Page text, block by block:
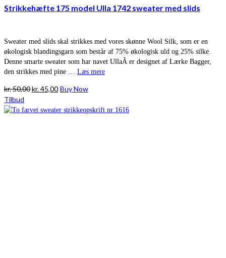
Strikkehæfte 175 model Ulla 1742 sweater med slids
Sweater med slids skal strikkes med vores skønne Wool Silk, som er en
økologisk blandingsgarn som består af 75% økologisk uld og 25% silke.
Denne smarte sweater som har navet UllaÂ er designet af Lærke Bagger,
den strikkes med pine … Læs mere
kr.50,00Den
pris
kr.45,00Den
pris
Buy Now
Tilbud